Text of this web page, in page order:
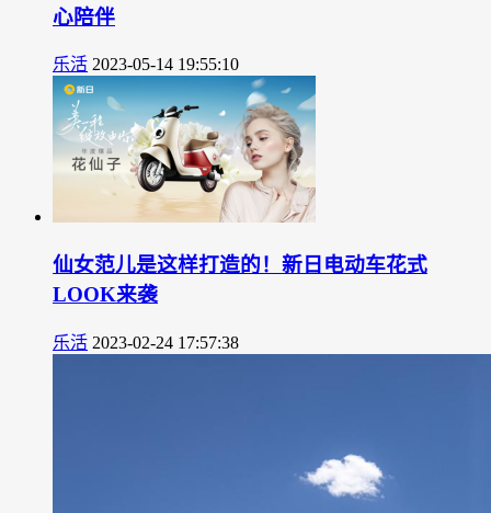
心陪伴
乐活 2023-05-14 19:55:10
仙女范儿是这样打造的！新日电动车花式
LOOK来袭
乐活 2023-02-24 17:57:38